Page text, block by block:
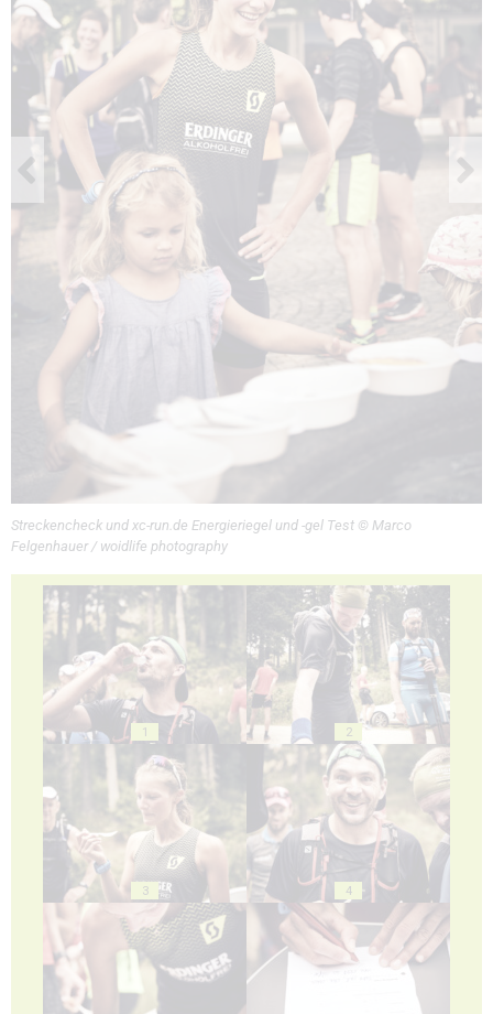
Streckencheck und xc-run.de Energieriegel und -gel Test © Marco
Felgenhauer / woidlife photography
1 2
3 4